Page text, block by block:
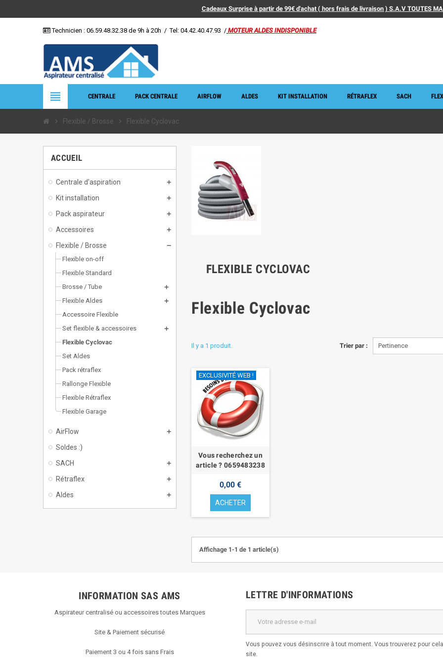
Cadeaux Surprise à partir de 99€ d'achat ( hors frais de livraison ) S.A.V TOUTES
Technicien : 06.59.48.32.38 de 9h à 20h / Tel: 04.42.40.47.93 / MOTEUR ALDES INDISPONIBLE
view_headline CENTRALE PACK CENTRALE AIRFLOW ALDES KIT INSTALLATION RÉTRAFLEX SACH
chevron_right Flexible / Brosse chevron_right Flexible Cyclovac
ACCUEIL
Centrale d'aspiration
Kit installation
Pack aspirateur
Accessoires
Flexible / Brosse
Flexible on-off
Flexible Standard
Brosse / Tube
Flexible Aldes
Accessoire Flexible
Set flexible & accessoires
Flexible Cyclovac
Set Aldes
Pack rétraflex
Rallonge Flexible
Flexible Rétraflex
Flexible Garage
AirFlow
Soldes :)
SACH
Rétraflex
Aldes
FLEXIBLE CYCLOVAC
Flexible Cyclovac
Trier par : Pertinence
Il y a 1 produit.
EXCLUSIVITÉ WEB !
Vous recherchez un
article ? 0659483238
0,00 €
ACHETER
Affichage 1-1 de 1 article(s)
INFORMATION SAS AMS
Aspirateur centralisé ou accessoires toutes Marques
Site & Paiement sécurisé
Paiement 3 ou 4 fois sans Frais
LETTRE D'INFORMATIONS
Vous pouvez vous désinscrire à tout moment. Vous trouverez pour
site.